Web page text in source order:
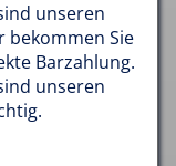
unseren
bekommen Sie
Barzahlung.
unseren